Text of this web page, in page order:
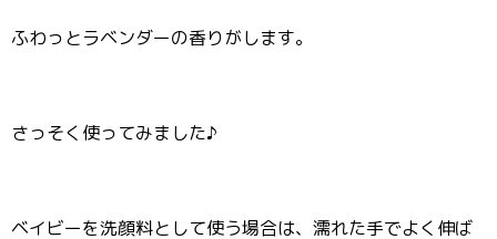
ふわっとラベンダーの香りがします。
さっそく使ってみました♪
ベイビーを洗顔料として使う場合は、濡れた手でよく伸ば